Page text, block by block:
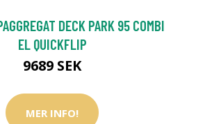
DECK PARK 95 COMBI
EL QUICKFLIP
9689 SEK
MER INFO!